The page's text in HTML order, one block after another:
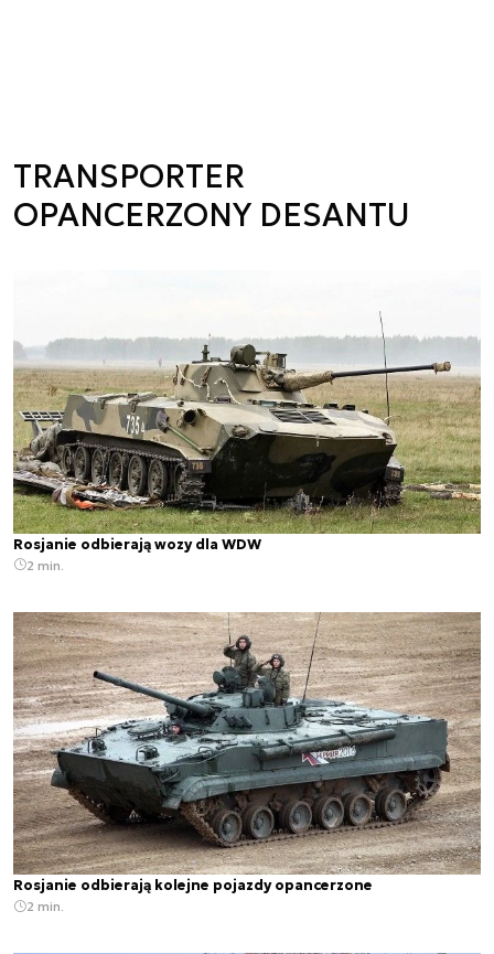
TRANSPORTER
OPANCERZONY DESANTU
Rosjanie odbierają wozy dla WDW
2 min.
Rosjanie odbierają kolejne pojazdy opancerzone
2 min.